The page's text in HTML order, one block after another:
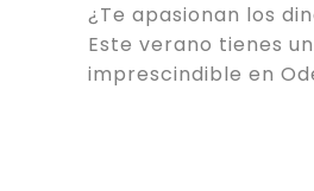
¿Te apasionan los
Este verano tienes
imprescindible en